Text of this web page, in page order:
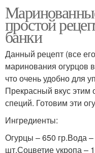
простой
банки
Данный рецепт (все
маринования огурцов
что очень удобно для
Прекрасный вкус этим
специй. Готовим эти
Ингредиенты:
Огурцы – 650 гр.Вода
шт.Соцветие укропа –